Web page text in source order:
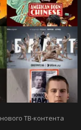
ТВ-контента